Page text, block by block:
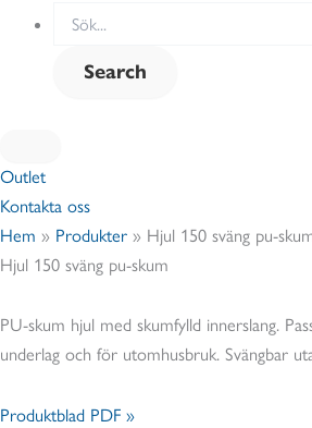
Outlet
Kontakta oss
Hem » Produkter » Hjul 150 sväng pu-
Hjul 150 sväng pu-skum
PU-skum hjul med skumfylld innerslang.
underlag och för utomhusbruk. Svängbar
Produktblad PDF »